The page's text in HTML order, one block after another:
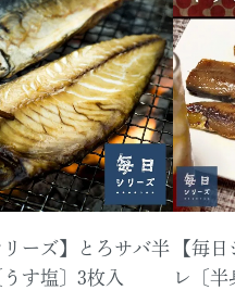
リーズ】とろサバ半
す塩〕3枚入
【毎
レ〔半